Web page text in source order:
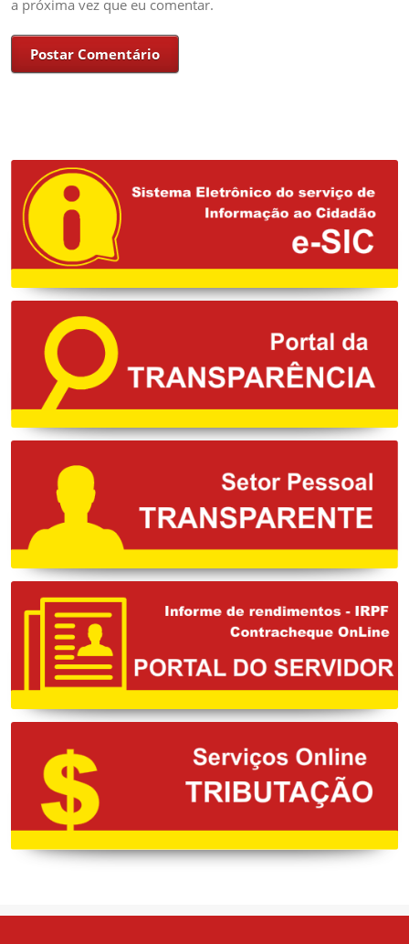
a próxima vez que eu comentar.